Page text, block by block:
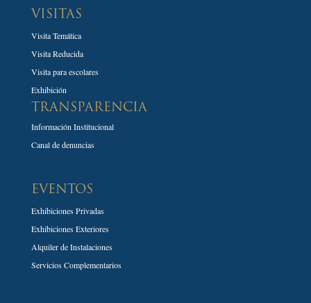
VISITAS
Visita Temática
Visita Reducida
Visita para escolares
Exhibición
TRANSPARENCIA
Información Institucional
Canal de denuncias
EVENTOS
Exhibiciones Privadas
Exhibiciones Exteriores
Alquiler de Instalaciones
Servicios Complementarios